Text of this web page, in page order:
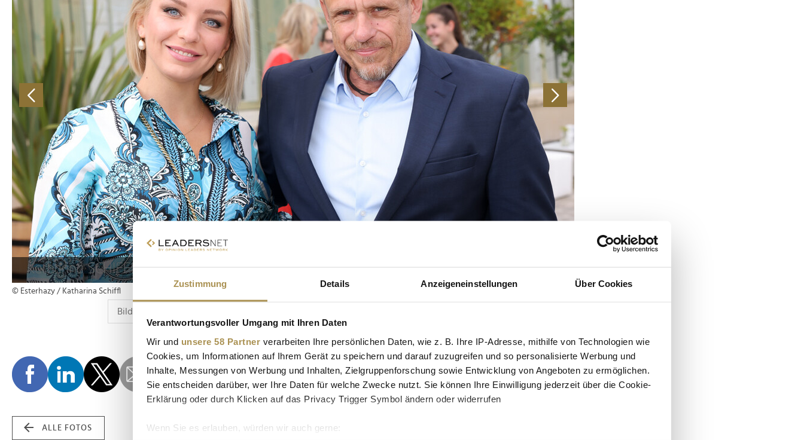
Zustimmung Details Anzeigeneinstellungen Über Cookies
Verantwortungsvoller Umgang mit Ihren Daten
Wir und unsere 58 Partner verarbeiten Ihre persönlichen Daten, wie z. B. Ihre IP-Adresse, mithilfe von Technologien wie
Cookies, um Informationen auf Ihrem Gerät zu speichern und darauf zuzugreifen und so personalisierte Werbung und
Inhalte, Messungen von Werbung und Inhalten, Zielgruppenforschung sowie Entwicklung von Angeboten zu ermöglichen.
Sie entscheiden darüber, wer Ihre Daten für welche Zwecke nutzt. Sie können Ihre Einwilligung jederzeit über die Cookie-
Erklärung oder durch Klicken auf das Privacy Trigger Symbol ändern oder widerrufen
Wenn Sie es erlauben, würden wir auch gerne:
© Esterhazy / Katharina Schiffl
ALLE FOTOS
Advertisement